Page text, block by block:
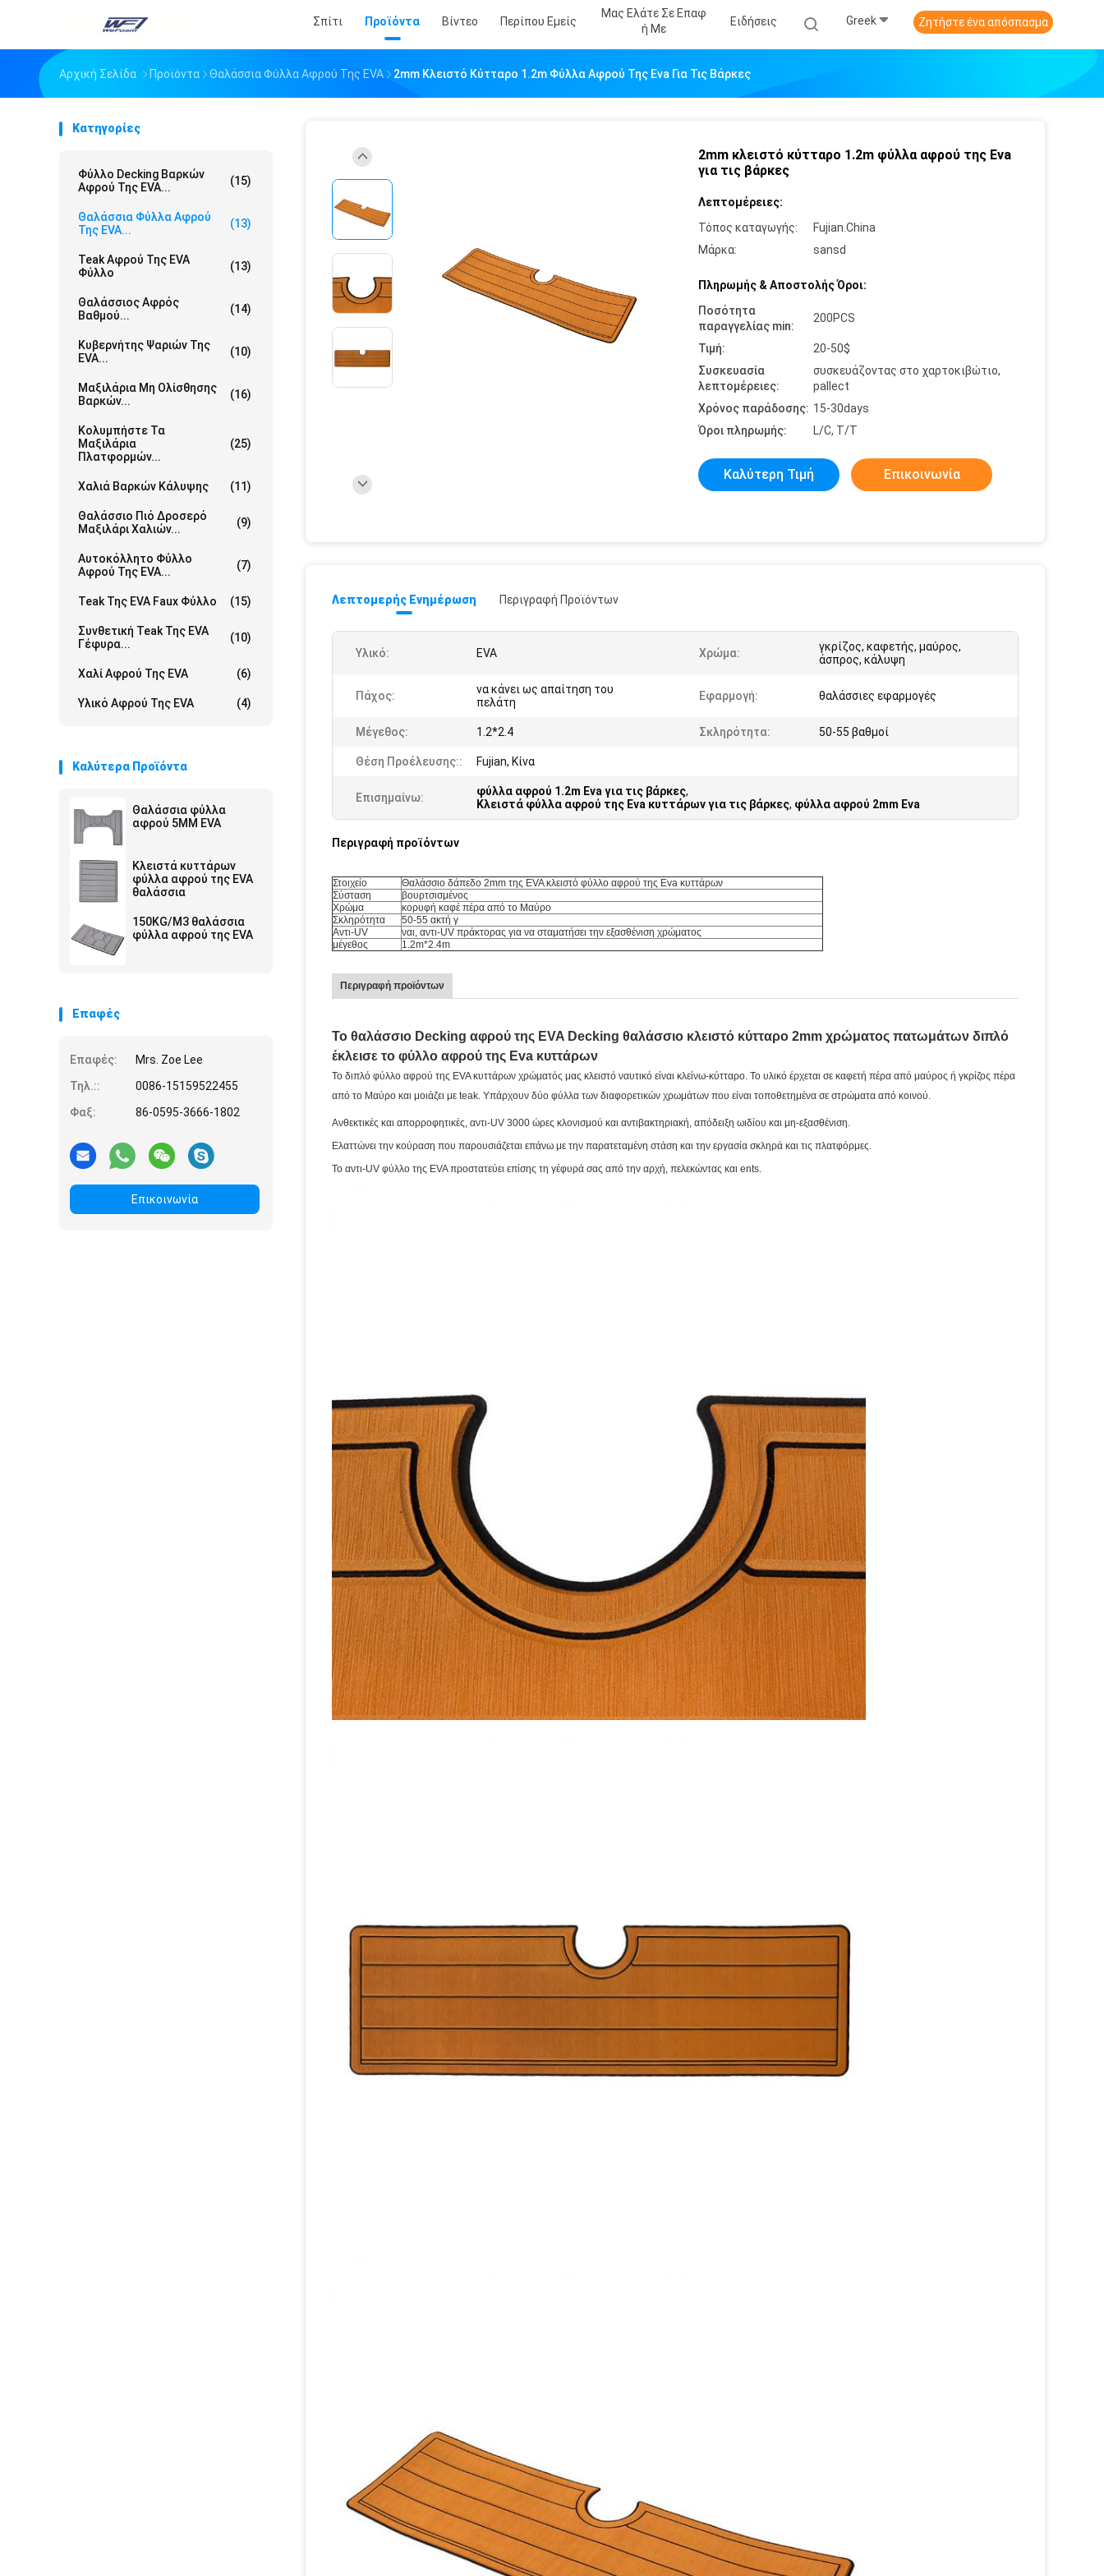
Σπίτι Προϊόντα Βίντεο Περίπου Εμείς
Μας Ελάτε Σε Επαφ
Ή Με
Ειδήσεις Greek Ζητήστε ένα απόσπασμα
Αρχική Σελίδα Προϊόντα Θαλάσσια Φύλλα Αφρού Της EVA 2mm Κλειστό Κύτταρο 1.2m Φύλλα Αφρού Της Eva Για Τις Βάρκες
Κατηγορίες
Φύλλο Decking Βαρκών
Αφρού Της EVA...
(15)
Θαλάσσια Φύλλα Αφρού
Της EVA...
(13)
Teak Αφρού Της EVA
Φύλλο
(13)
Θαλάσσιος Αφρός
Βαθμού...
(14)
Κυβερνήτης Ψαριών Της
EVA...
(10)
Μαξιλάρια Μη Ολίσθησης
Βαρκών...
(16)
Κολυμπήστε Τα
Μαξιλάρια
Πλατφορμών...
(25)
Χαλιά Βαρκών Κάλυψης (11)
Θαλάσσιο Πιό Δροσερό
Μαξιλάρι Χαλιών...
(9)
Αυτοκόλλητο Φύλλο
Αφρού Της EVA...
(7)
Teak Της EVA Faux Φύλλο (15)
Συνθετική Teak Της EVA
Γέφυρα...
(10)
Χαλί Αφρού Της EVA (6)
Υλικό Αφρού Της EVA (4)
Καλύτερα Προϊόντα
Θαλάσσια φύλλα
αφρού 5MM EVA
Κλειστά κυττάρων
φύλλα αφρού της EVA
θαλάσσια
150KG/M3 θαλάσσια
φύλλα αφρού της EVA
Επαφές
Επαφές:
Mrs. Zoe Lee
Τηλ.::
0086-15159522455
Φαξ:
86-0595-3666-1802
Επικοινωνία
2mm κλειστό κύτταρο 1.2m φύλλα αφρού της Eva
για τις βάρκες
Λεπτομέρειες:
Τόπος καταγωγής:
Fujian.China
Μάρκα:
sansd
Πληρωμής & Αποστολής Όροι:
Ποσότητα
παραγγελίας min:
200PCS
Τιμή:
20-50$
Συσκευασία
λεπτομέρειες:
συσκευάζοντας στο χαρτοκιβώτιο,
pallect
Χρόνος παράδοσης: 15-30days
Όροι πληρωμής:
L/C, T/T
Καλύτερη Τιμή Επικοινωνία
Λεπτομερής Ενημέρωση Περιγραφή Προϊόντων
Υλικό: EVA Χρώμα:
γκρίζος, καφετής, μαύρος,
άσπρος, κάλυψη
Πάχος:
να κάνει ως απαίτηση του
πελάτη
Εφαρμογή: θαλάσσιες εφαρμογές
Μέγεθος: 1.2*2.4 Σκληρότητα: 50-55 βαθμοί
Θέση Προέλευσης:: Fujian, Κίνα
Επισημαίνω: φύλλα αφρού 1.2m Eva για τις βάρκες,
Κλειστά φύλλα αφρού της Eva κυττάρων για τις βάρκες, φύλλα αφρού 2mm Eva
Περιγραφή προϊόντων
Στοιχείο
Θαλάσσιο δάπεδο 2mm της EVA κλειστό φύλλο αφρού της Eva κυττάρων
Σύσταση
βουρτσισμένος
Χρώμα
κορυφή καφέ πέρα από το Μαύρο
Σκληρότητα
50-55 ακτή γ
Αντι-UV
ναι, αντι-UV πράκτορας για να σταματήσει την εξασθένιση χρώματος
μέγεθος
1.2m*2.4m
Περιγραφή προϊόντων
Το θαλάσσιο Decking αφρού της EVA Decking θαλάσσιο κλειστό κύτταρο 2mm χρώματος πατωμάτων διπλό
έκλεισε το φύλλο αφρού της Eva κυττάρων
Το διπλό φύλλο αφρού της EVA κυττάρων χρώματός μας κλειστό ναυτικό είναι κλείνω-κύτταρο. Το υλικό έρχεται σε καφετή πέρα από μαύρος ή γκρίζος πέρα
από το Μαύρο και μοιάζει με teak. Υπάρχουν δύο φύλλα των διαφορετικών χρωμάτων που είναι τοποθετημένα σε στρώματα από κοινού.
Ανθεκτικές και απορροφητικές, αντι-UV 3000 ώρες κλονισμού και αντιβακτηριακή, απόδειξη ωιδίου και μη-εξασθένιση.
Ελαττώνει την κούραση που παρουσιάζεται επάνω με την παρατεταμένη στάση και την εργασία σκληρά και τις πλατφόρμες.
Το αντι-UV φύλλο της EVA προστατεύει επίσης τη γέφυρά σας από την αρχή, πελεκώντας και ents.